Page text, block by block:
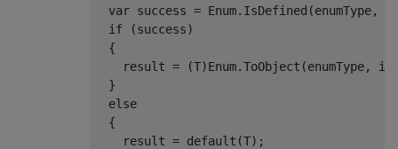
var success = Enum. IsDefined (enumType,
if
(success)
{
    result
= (T)Enum.ToObject (enumType,
}
else
{
    result
= default (T);